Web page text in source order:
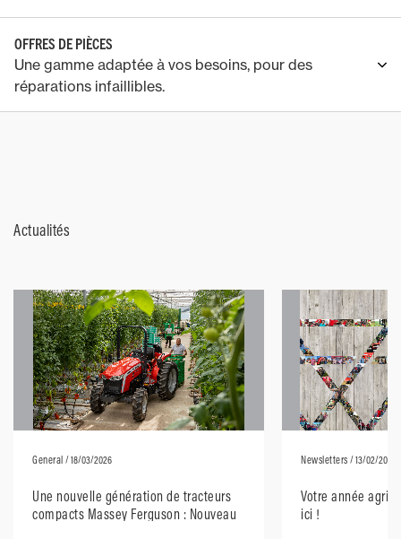
OFFRES DE PIÈCES
Une gamme adaptée à vos besoins, pour des
réparations infaillibles.
Actualités
General / 18/03/2026
Une nouvelle génération de tracteurs
compacts Massey Ferguson : Nouveau
Newsletters / 13/02/2026
Votre année
ici !